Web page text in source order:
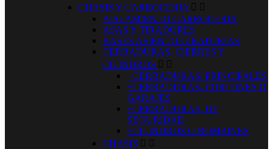
CHASIS Y CARROCERIA  
AISLAMIENTO CARROCERIA
ASAS Y TIRADORES
BASES ASIENTO GIRATORIAS
CERRADURAS, CIERRES Y
CILINDROS  
+CERRADURAS/ PRINCIPALES
+CERRADURAS- PORTONES O
GARAJES
+CERRADURAS, DE
SEGURIDAD
+CILINDROS O BOMBINES
CHASIS  